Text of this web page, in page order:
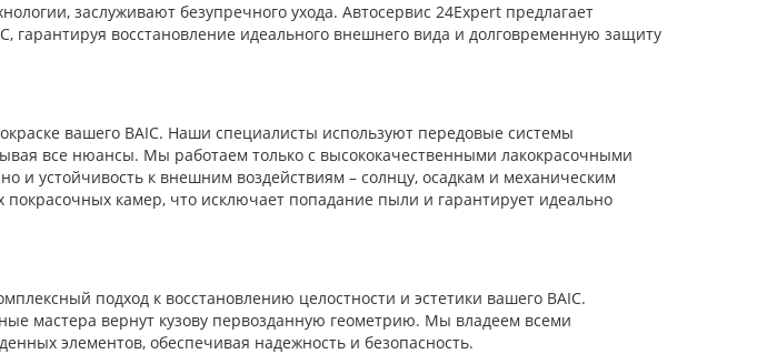
заслуживают безупречного ухода. Автосервис 24Expert предлагает
гарантируя восстановление идеального внешнего вида и долговременную защиту
вашего BAIC. Наши специалисты используют передовые системы
все нюансы. Мы работаем только с высококачественными лакокрасочными
устойчивость к внешним воздействиям – солнцу, осадкам и механическим
камер, что исключает попадание пыли и гарантирует идеально
подход к восстановлению целостности и эстетики вашего BAIC.
мастера вернут кузову первозданную геометрию. Мы владеем всеми
элементов, обеспечивая надежность и безопасность.